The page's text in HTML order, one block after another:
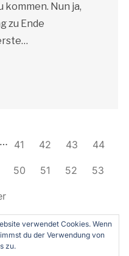
kommen. Nun ja,
zu Ende
… 41 42 43 44
50 51 52 53
Pinterest
verwendet Cookies. Wenn
du der Verwendung von
zu.